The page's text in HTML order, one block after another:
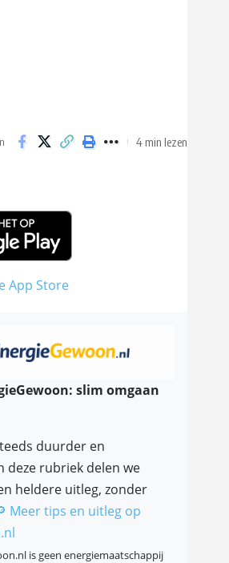
4 min lezen
slim omgaan
duurder en
deze rubriek delen we
heldere uitleg, zonder
Meer tips en uitleg op
is geen energiemaatschappij